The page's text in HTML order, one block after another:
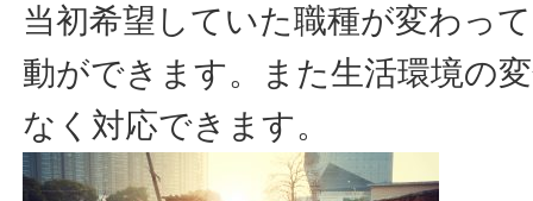
当初希望していた職種が変わっ
動ができます。また生活環境の
なく対応できます。